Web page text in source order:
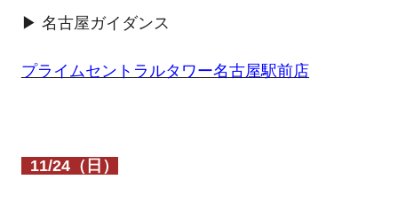
▶ 名古屋ガイダンス
プライムセントラルタワー名古屋駅前店
11/24（日）